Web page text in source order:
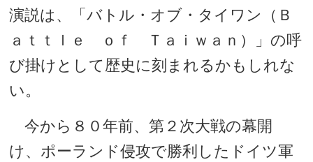
演説は、「バトル・オブ・タイワン（Ｂ
ａｔｔｌｅ ｏｆ Ｔａｉｗａｎ）」の呼
び掛けとして歴史に刻まれるかもしれな
い。
今から８０年前、第２次大戦の幕開
け、ポーランド侵攻で勝利したドイツ軍